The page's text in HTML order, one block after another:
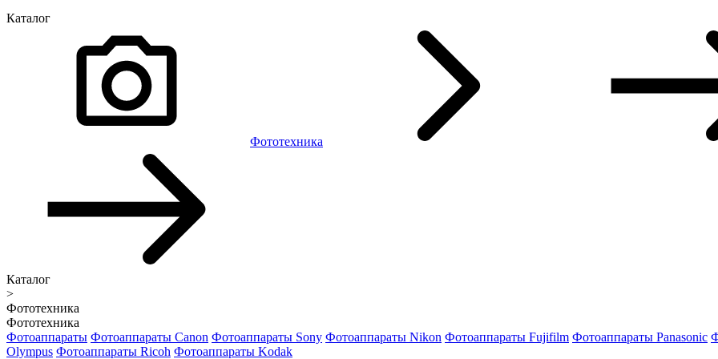
Каталог
Фототехника
Каталог
>
Фототехника
Фототехника
Фотоаппараты Фотоаппараты Canon Фотоаппараты Sony Фотоаппараты Nikon Фотоаппараты Fujifilm Фотоаппараты Panasonic
Olympus Фотоаппараты Ricoh Фотоаппараты Kodak